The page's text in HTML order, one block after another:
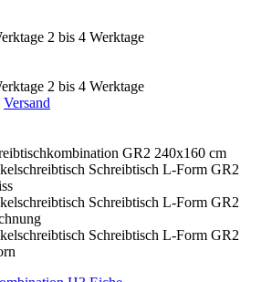
2 bis 4 Werktage
2 bis 4 Werktage
Versand